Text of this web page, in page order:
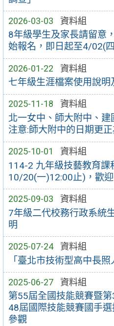
2026-03-03 資料組
8年級學生及家長請留意
始報名，即日起至4/02(
2026-01-22 資料組
七年級生涯檔案使用說明
2025-11-18 資料組
北一女中、師大附中、
注意:師大附中的日期更
2025-10-01 資料組
114-2 九年級技藝教育課
10/20(一)12:00止)，歡迎
2025-09-03 資料組
7年級二代校務行政系統
明
2025-07-24 資料組
「臺北市技術型高中長照
2025-06-27 資料組
第55屆全國技能競賽暨
48屆國際技能競賽國手
參觀